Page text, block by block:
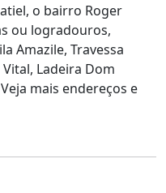
o bairro Roger
ou logradouros,
Amazile, Travessa
Ladeira Dom
mais endereços e